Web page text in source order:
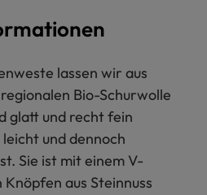
lassen wir aus
Bio-Schurwolle
glatt und recht fein
und dennoch
Sie ist mit einem V-
aus Steinnuss